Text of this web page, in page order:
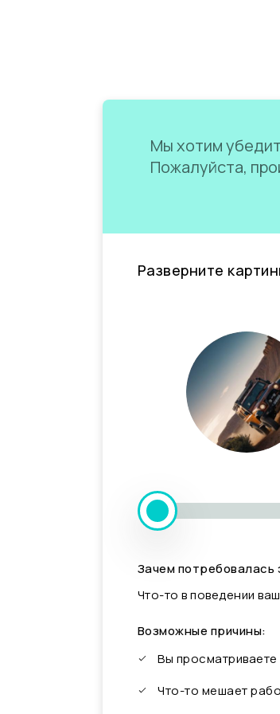
Мы хотим
Пожалуйста,
Разверните
Зачем потребовалась
Что-то в поведении
Возможные причины:
Вы
Что-то мешает